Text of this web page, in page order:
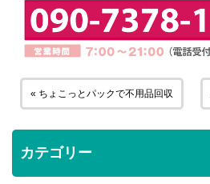
« ちょこっとパックで不用品回収
カテゴリー